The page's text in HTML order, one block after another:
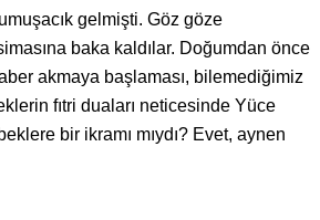
gelmişti. Göz göze
baka kaldılar. Doğumdan önce
akmaya başlaması, bilemediğimiz
fıtri duaları neticesinde Yüce
bir ikramı mıydı? Evet, aynen